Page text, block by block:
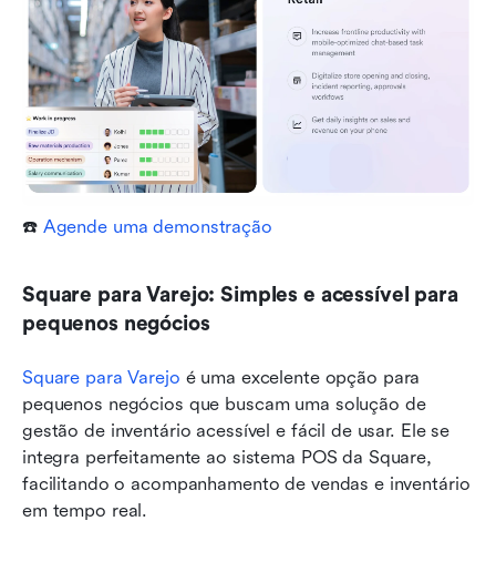
☎️ Agende uma demonstração
Square para Varejo: Simples e acessível para
pequenos negócios
Square para Varejo é uma excelente opção para
pequenos negócios que buscam uma solução de
gestão de inventário acessível e fácil de usar. Ele se
integra perfeitamente ao sistema POS da Square,
facilitando o acompanhamento de vendas e inventário
em tempo real.